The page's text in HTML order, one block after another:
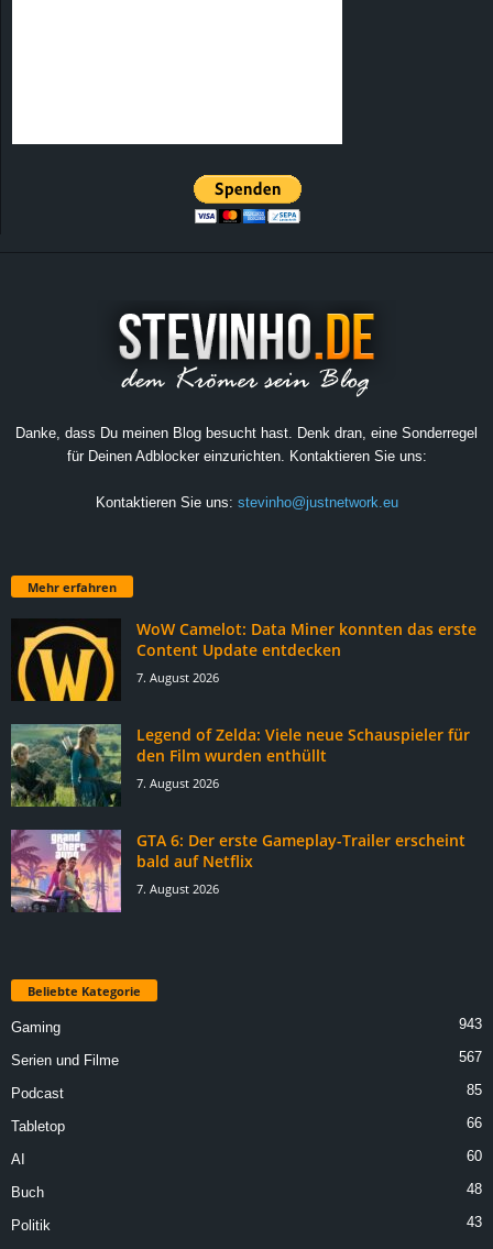
Danke, dass Du meinen Blog besucht hast. Denk dran, eine Sonderregel
für Deinen Adblocker einzurichten. Kontaktieren Sie uns:
Kontaktieren Sie uns: stevinho@justnetwork.eu
Mehr erfahren
WoW Camelot: Data Miner konnten das erste
Content Update entdecken
7. August 2026
Legend of Zelda: Viele neue Schauspieler für
den Film wurden enthüllt
7. August 2026
GTA 6: Der erste Gameplay-Trailer erscheint
bald auf Netflix
7. August 2026
Beliebte Kategorie
Gaming 943
Serien und Filme 567
Podcast 85
Tabletop 66
AI 60
Buch 48
Politik 43